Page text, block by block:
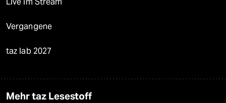
Vergangene
taz lab 2027
Mehr taz Lesestoff